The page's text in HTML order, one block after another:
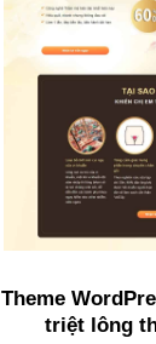
Theme
triệt lông